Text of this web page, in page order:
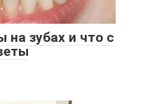
зубах и что с